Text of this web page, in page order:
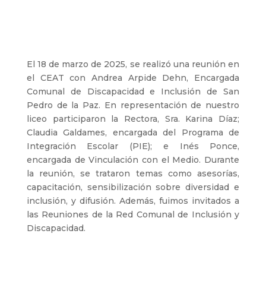
El 18 de marzo de 2025, se realizó una reunión en
el CEAT con Andrea Arpide Dehn, Encargada
Comunal de Discapacidad e Inclusión de San
Pedro de la Paz. En representación de nuestro
liceo participaron la Rectora, Sra. Karina Díaz;
Claudia Galdames, encargada del Programa de
Integración Escolar (PIE); e Inés Ponce,
encargada de Vinculación con el Medio. Durante
la reunión, se trataron temas como asesorías,
capacitación, sensibilización sobre diversidad e
inclusión, y difusión. Además, fuimos invitados a
las Reuniones de la Red Comunal de Inclusión y
Discapacidad.